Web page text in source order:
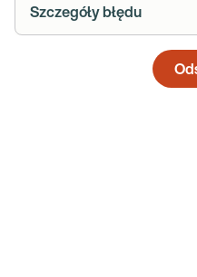
Szczegóły błędu